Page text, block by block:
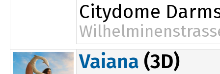
Citydome
17:00
Vaiana (3D)